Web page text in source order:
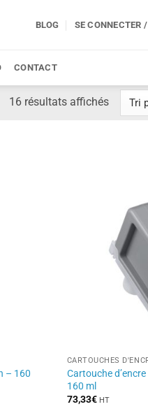
BLOG SE CONNECTER
CONTACT
16 résultats affichés
– 160
CARTOUCHES
Cartouche
160 ml
73,33€ HT